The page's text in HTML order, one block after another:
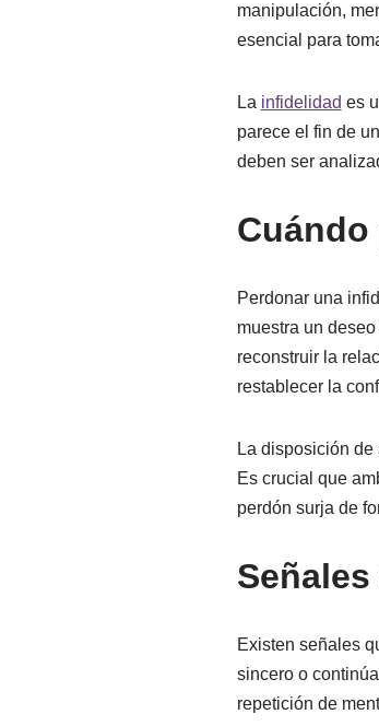
manipulación,
esencial para
La infidelidad es
parece el fin de
deben ser
Perdonar una
muestra un
reconstruir la
restablecer la
La disposición
Es crucial que
perdón surja de
Existen señales
sincero o
repetición de